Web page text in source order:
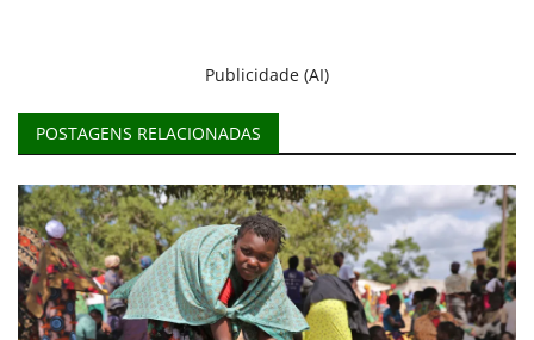
Publicidade (AI)
POSTAGENS RELACIONADAS